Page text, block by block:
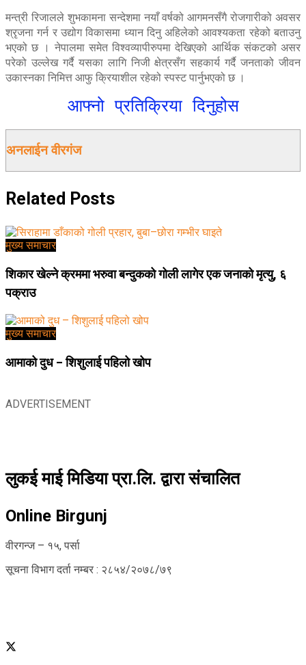
मन्त्री रिजालले शुभकामना सन्देशमा नयाँ वर्षको आगमनसँगै रोजगारीको अवसर
श्रृजना गर्न र उद्योग विकासमा ध्यान दिनु अहिलेको आवश्यकता रहेको बताउनु
भएको छ । नेपालमा समेत विश्वव्यापीरुपमा देखिएको आर्थिक संकटको असर
परेको उल्लेख गर्दै यसका लागि निजी क्षेत्रसँग सहकार्य गर्दै जनताको जीवन
उकास्नका निमित्त आफु क्रियाशील रहेको स्पस्ट पार्नुभएको छ ।
आफ्नो प्रतिक्रिया दिनुहोस
अनलाईन वीरगंज
Related Posts
मुख्य समाचार
शिकार खेल्ने क्रममा भरुवा बन्दुकको गोली लागेर एक जनाको मृत्यु, ६
पक्राउ
मुख्य समाचार
आमाको दुध – शिशुलाई पहिलो खोप
ADVERTISEMENT
लुकई माई मिडिया प्रा.लि. द्वारा संचालित
Online Birgunj
वीरगन्ज – १५, पर्सा
सूचना विभाग दर्ता नम्बर : २८५४/२०७८/७९